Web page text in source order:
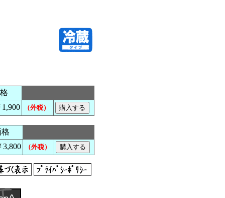
（外税）
3,800
（外税）